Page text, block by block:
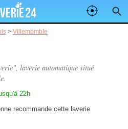
> Villemomble
laverie automatique situé
22h
recommande cette laverie